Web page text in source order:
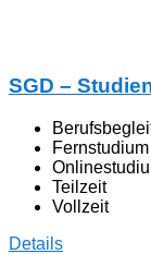
SGD –
Fernstudium
Teilzeit
Vollzeit
Details